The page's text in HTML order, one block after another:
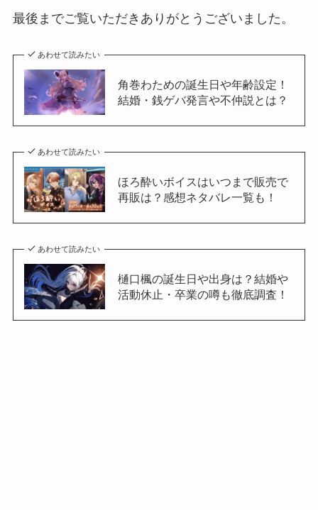
最後までご覧いただきありがとうございました。
あわせて読みたい
角巻わための誕生日や年齢設定！
結婚・銭ゲバ発言や不仲説とは？
あわせて読みたい
ほろ酔いボイスはいつまで販売で
再販は？感想ネタバレ一覧も！
あわせて読みたい
樋口楓の誕生日や出身は？結婚や
活動休止・卒業の噂も徹底調査！